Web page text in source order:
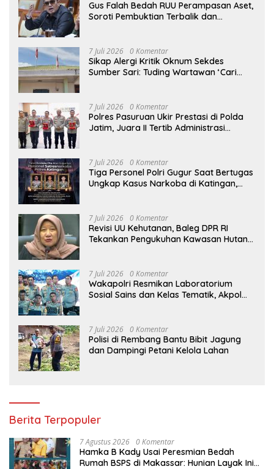
Gus Falah Bedah RUU Perampasan Aset,
Soroti Pembuktian Terbalik dan
7 Juli 2026 0 Komentar
Sikap Alergi Kritik Oknum Sekdes
Sumber Sari: Tuding Wartawan ‘Cari
CETAR yang Diduga Mandek
7 Juli 2026 0 Komentar
Polres Pasuruan Ukir Prestasi di Polda
Jatim, Juara II Tertib Administrasi
7 Juli 2026 0 Komentar
Tiga Personel Polri Gugur Saat Bertugas
Ungkap Kasus Narkoba di Katingan,
7 Juli 2026 0 Komentar
Revisi UU Kehutanan, Baleg DPR RI
Tekankan Pengukuhan Kawasan Hutan
7 Juli 2026 0 Komentar
Wakapolri Resmikan Laboratorium
Sosial Sains dan Kelas Tematik, Akpol
7 Juli 2026 0 Komentar
Polisi di Rembang Bantu Bibit Jagung
dan Dampingi Petani Kelola Lahan
Berita Terpopuler
7 Agustus 2026 0 Komentar
Hamka B Kady Usai Peresmian Bedah
Rumah BSPS di Makassar: Hunian Layak Ini